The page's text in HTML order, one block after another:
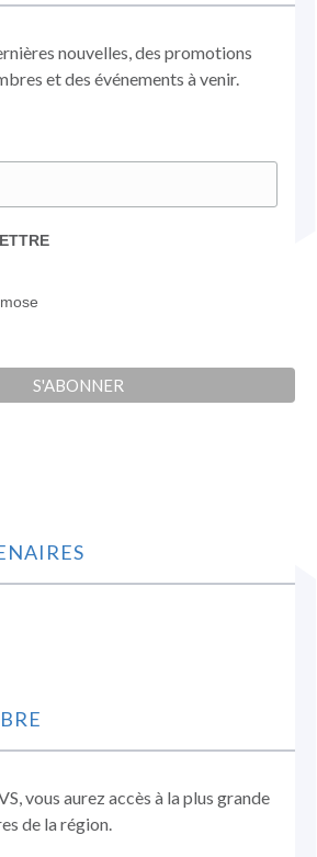
nouvelles, des promotions
et des événements à venir.
vous aurez accès à la plus grande
de la région.